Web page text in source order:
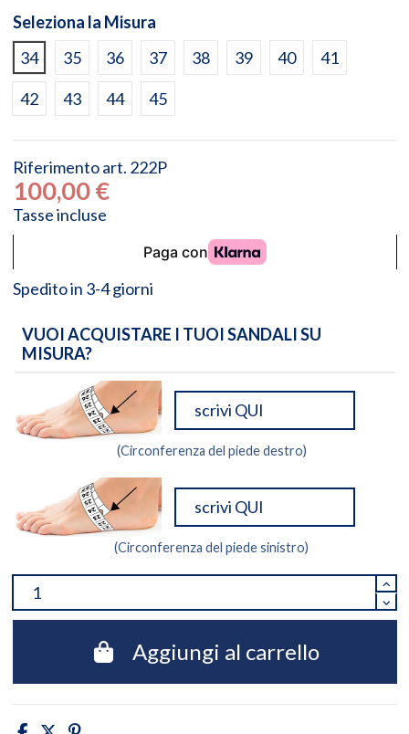
Seleziona la Misura
34
35 36 37 38 39 40 41
42 43 44 45
Riferimento art. 222P
100,00 €
Tasse incluse
Spedito in 3-4 giorni
VUOI ACQUISTARE I TUOI SANDALI SU
MISURA?
(Circonferenza del piede destro)
(Circonferenza del piede sinistro)
Aggiungi al carrello